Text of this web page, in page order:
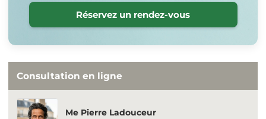
Réservez un rendez-vous
Consultation en ligne
Me Pierre Ladouceur